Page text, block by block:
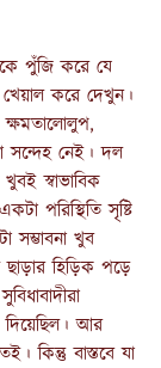
পুঁজি করে যে
খেয়াল করে দেখুন।
ক্ষমতালোলুপ,
সন্দেহ নেই। দল
স্বাভাবিক
পরিস্থিতি সৃষ্টি
সম্ভাবনা খুব
হিড়িক পড়ে
আর
কিন্তু বাস্তবে যা